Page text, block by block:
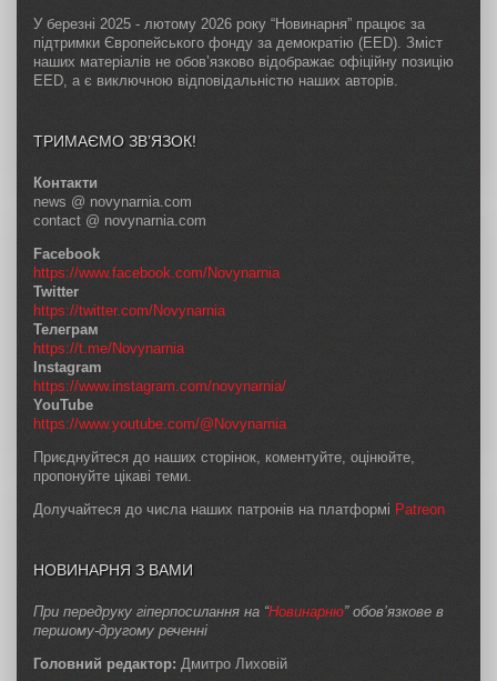
У березні 2025 - лютому 2026 року “Новинарня” працює за
підтримки Європейського фонду за демократію (EED). Зміст
наших матеріалів не обов’язково відображає офіційну позицію
EED, а є виключною відповідальністю наших авторів.
ТРИМАЄМО ЗВ’ЯЗОК!
Контакти
news @ novynarnia.com
contact @ novynarnia.com
Facebook
https://www.facebook.com/Novynarnia
Twitter
https://twitter.com/Novynarnia
Телеграм
https://t.me/Novynarnia
Instagram
https://www.instagram.com/novynarnia/
YouTube
https://www.youtube.com/@Novynarnia
Приєднуйтеся до наших сторінок, коментуйте, оцінюйте,
пропонуйте цікаві теми.
Долучайтеся до числа наших патронів на платформі Patreon
НОВИНАРНЯ З ВАМИ
При передруку гіперпосилання на “Новинарню” обов’язкове в
першому-другому реченні
Головний редактор: Дмитро Лиховій